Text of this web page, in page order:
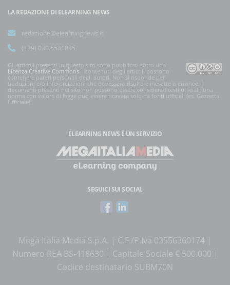
LA REDAZIONE DI ELEARNING NEWS
redazione@elearningnews.it
(+39) 030.5531835
Gli articoli presenti in questo sito sono pubblicati sotto una
Licenza Creative Commons . I contenuti degli articoli possono
contenere pareri personali degli autori. Non si risponde per
traduzioni e/o interpretazioni che dovessero risultare inesatte o erronee. I
documenti presenti nel sito non possono essere considerati testi ufficiali, una
norma con valore di legge può essere ricavata solo da fonti ufficiali (es. Gazzetta
Ufficiale).
ELEARNING NEWS È UN SERVIZIO
SEGUICI SUI SOCIAL
Mega Italia Media S.p.A. | C.F./P.Iva 03556360174 |
Numero REA BS-418630 | Capitale Sociale € 500.000 |
Codice destinatario SUBM70N